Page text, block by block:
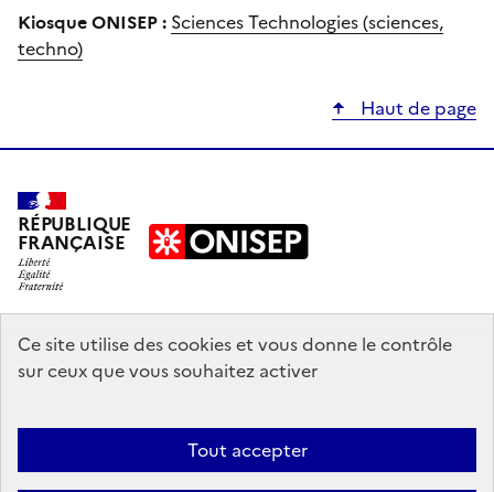
Ce site utilise des cookies et vous donne le contrôle
sur ceux que vous souhaitez activer
Tout accepter
Kiosque ONISEP : Sciences Technologies (sciences,
techno)
Haut de page
RÉPUBLIQUE
FRANÇAISE
education.gouv.fr
enseignementsup-recherche.gouv.fr